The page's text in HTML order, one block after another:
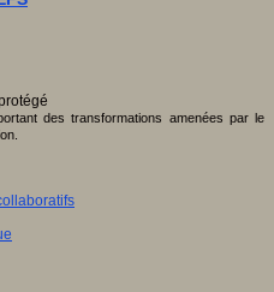
des transformations amenées par le